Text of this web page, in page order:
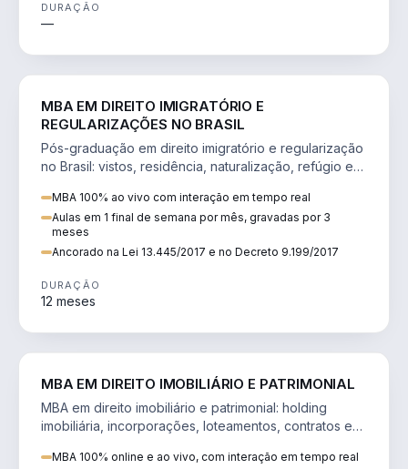
DURAÇÃO
—
MBA EM DIREITO IMIGRATÓRIO E
REGULARIZAÇÕES NO BRASIL
Pós-graduação em direito imigratório e regularização
no Brasil: vistos, residência, naturalização, refúgio e
MBA 100% ao vivo com interação em tempo real
Aulas em 1 final de semana por mês, gravadas por 3
meses
Ancorado na Lei 13.445/2017 e no Decreto 9.199/2017
DURAÇÃO
12 meses
MBA EM DIREITO IMOBILIÁRIO E PATRIMONIAL
MBA em direito imobiliário e patrimonial: holding
imobiliária, incorporações, loteamentos, contratos e
MBA 100% online e ao vivo, com interação em tempo real